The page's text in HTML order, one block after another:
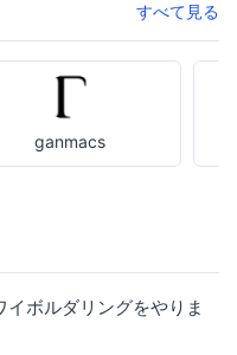
すべて見る
ganmacs
ボルダリングをやりま